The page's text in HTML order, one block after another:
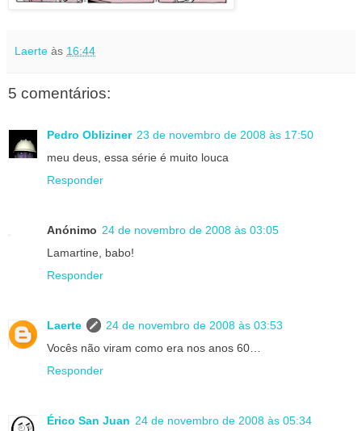
Laerte às 16:44
5 comentários:
Pedro Obliziner 23 de novembro de 2008 às 17:50
meu deus, essa série é muito louca
Responder
Anónimo 24 de novembro de 2008 às 03:05
Lamartine, babo!
Responder
Laerte
24 de novembro de 2008 às 03:53
Vocês não viram como era nos anos 60…
Responder
Érico San Juan 24 de novembro de 2008 às 05:34